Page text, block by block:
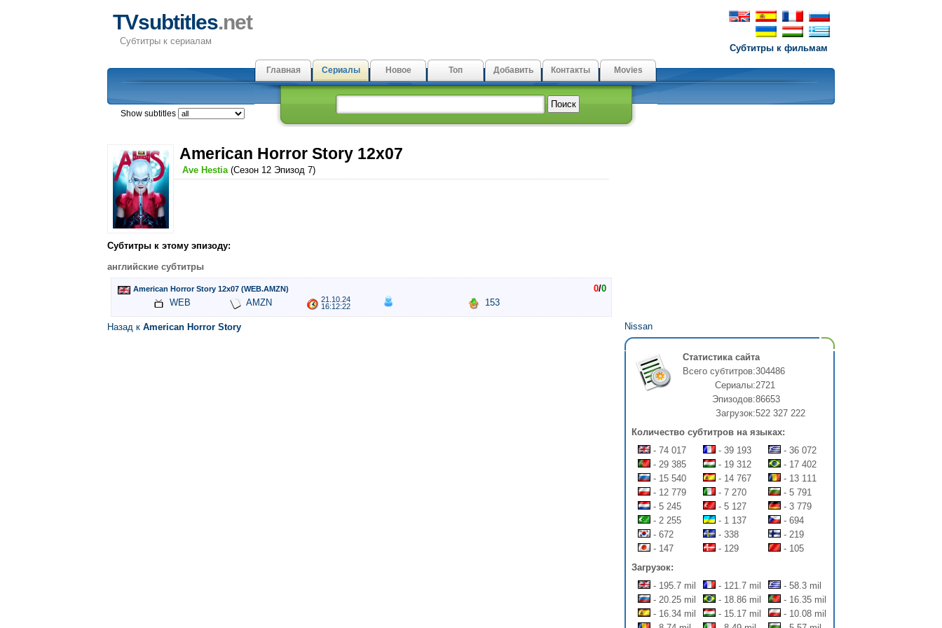
Субтитры к фильмам
TVsubtitles.net
Субтитры к сериалам
Главная Сериалы Новое Топ Добавить Контакты Movies
Show subtitles
American Horror Story 12x07
Ave Hestia(Сезон 12 Эпизод 7)
Субтитры к этому эпизоду:
английские субтитры
0/0
American Horror Story 12x07 (WEB.AMZN)
WEB AMZN
21.10.24
16:12:22
153
Назад к American Horror Story Nissan
Статистика сайта
Всего субтитров:304486
Сериалы:2721
Эпизодов:86653
Загрузок:522 327 222
Количество субтитров на языках:
- 74 017
- 39 193
- 36 072
- 29 385
- 19 312
- 17 402
- 15 540
- 14 767
- 13 111
- 12 779
- 7 270
- 5 791
- 5 245
- 5 127
- 3 779
- 2 255
- 1 137
- 694
- 672
- 338
- 219
- 147
- 129
- 105
Загрузок:
- 195.7 mil
- 121.7 mil
- 58.3 mil
- 20.25 mil
- 18.86 mil
- 16.35 mil
- 16.34 mil
- 15.17 mil
- 10.08 mil